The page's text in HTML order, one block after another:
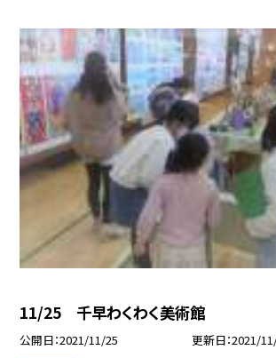
11/25 千早わくわく美術館
公開日 2021/11/25 更新日 2021/